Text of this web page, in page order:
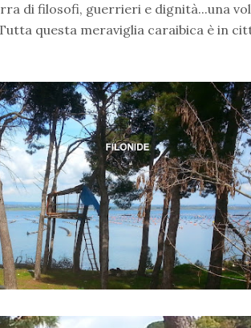
di filosofi, guerrieri e dignità...una
questa meraviglia caraibica è in